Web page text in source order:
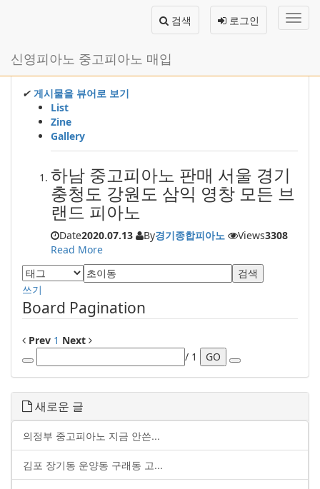
바
기
로그인
검색
신영피아노 중고피아노 매입
✔ 게시물을 뷰어로 보기
List
Zine
Gallery
하남 중고피아노 판매 서울 경기
충청도 강원도 삼익 영창 모든 브
랜드 피아노
Date2020.07.13 By경기종합피아노 Views3308
Read More
검색
쓰기
Board Pagination
Prev 1 Next
/ 1
GO
새로운 글
의정부 중고피아노 지금 안쓴...
김포 장기동 운양동 구래동 고...